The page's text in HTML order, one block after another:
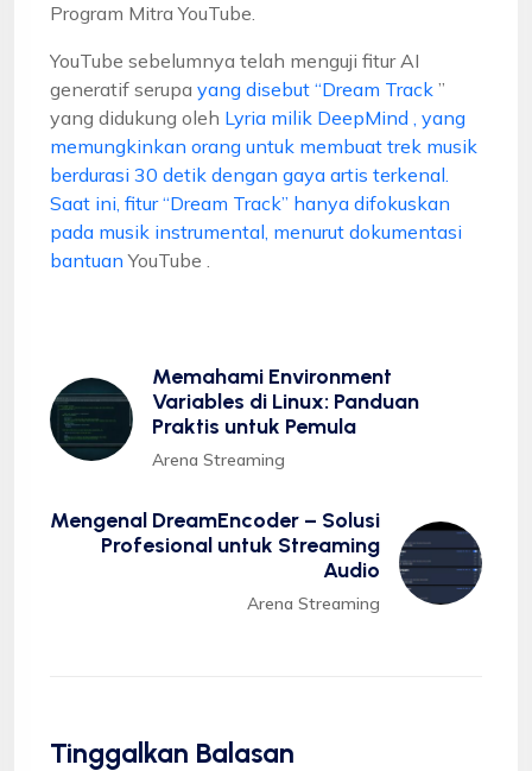
Program Mitra YouTube.
YouTube sebelumnya telah menguji fitur AI
generatif serupa yang disebut “Dream Track ”
yang didukung oleh Lyria milik DeepMind , yang
memungkinkan orang untuk membuat trek musik
berdurasi 30 detik dengan gaya artis terkenal.
Saat ini, fitur “Dream Track” hanya difokuskan
pada musik instrumental, menurut dokumentasi
bantuan YouTube .
Memahami Environment
Variables di Linux: Panduan
Praktis untuk Pemula
Arena Streaming
Mengenal DreamEncoder – Solusi
Profesional untuk Streaming
Audio
Arena Streaming
Tinggalkan Balasan